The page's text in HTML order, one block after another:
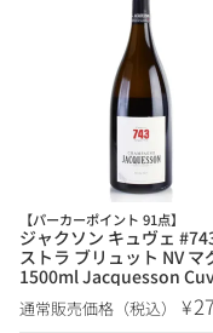
【パーカーポイント 91点】
ジャクソン キュヴェ
ストラ ブリュット NV マ
1500ml Jacquesson
#743 Extra Brut フラン
ンパン シャンパーニュ
通常販売価格（税込） ¥